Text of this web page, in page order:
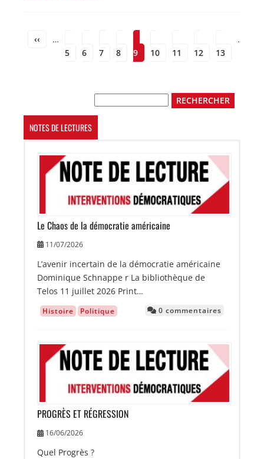
Page
précédente
‹‹ …
5
6
7
8
9
10
11
12
Page
13
…
NOTES DE LECTURES
Image
Le Chaos de la démocratie américaine
11/07/2026
L’avenir incertain de la démocratie américaine
Dominique Schnappe r La bibliothèque de
Telos 11 juillet 2026 Print…
Histoire Politique 0 commentaires
Image
PROGRÈS ET RÉGRESSION
16/06/2026
Quel Progrès ?